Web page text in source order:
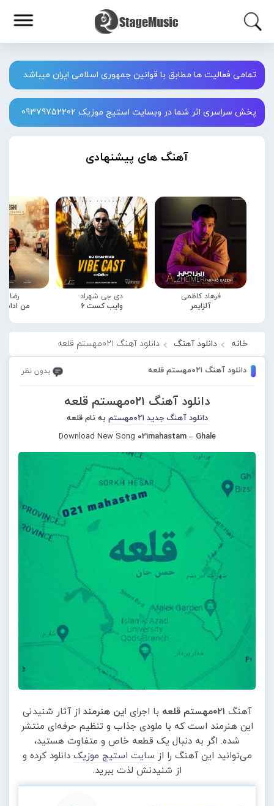
تمامی فعالیت ها مطابق با قوانین جمهوری اسلامی ایران میباشد
پخش سراسری اثر شما در وبسایت استیج موزیک 09379752202
آهنگ های پیشنهادی
فرهاد کاظمی
آلزایمر
دی جی شهراد
وایب کست 6
رضا
من
خانه دانلود آهنگ دانلود آهنگ ۰۲۱مهستم قلعه
دانلود آهنگ ۰۲۱مهستم قلعه بدون نظر
دانلود آهنگ ۰۲۱مهستم قلعه
دانلود آهنگ جدید ۰۲۱مهستم
به نام قلعه
Download New Song 021mahastam – Ghale
آهنگ ۰۲۱مهستم قلعه با اجرای این هنرمند از آثار شنیدنی
این هنرمند است که با ملودی جذاب و تنظیم حرفه‌ای منتشر
شده. اگر به دنبال یک قطعه خاص و متفاوت هستید،
می‌توانید این آهنگ را از سایت استیج موزیک دانلود کرده و
از شنیدنش لذت ببرید.